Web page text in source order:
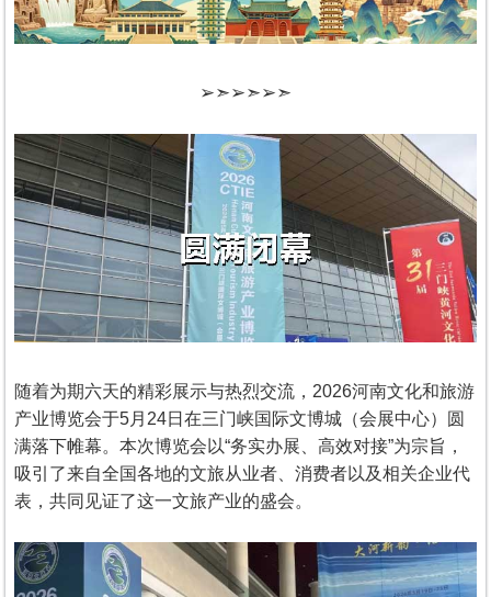
➢➣➢➣➢➣
随着为期六天的精彩展示与热烈交流，2026河南文化和旅游
产业博览会于5月24日在三门峡国际文博城（会展中心）圆
满落下帷幕。本次博览会以“务实办展、高效对接”为宗旨，
吸引了来自全国各地的文旅从业者、消费者以及相关企业代
表，共同见证了这一文旅产业的盛会。